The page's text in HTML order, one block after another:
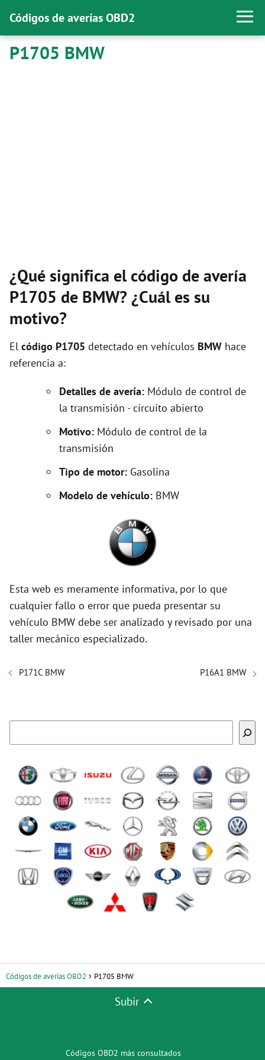
Códigos de averías OBD2
P1705 BMW
¿Qué significa el código de avería
P1705 de BMW? ¿Cuál es su
motivo?
El código P1705 detectado en vehículos BMW hace
referencia a:
Detalles de avería: Módulo de control de
la transmisión - circuito abierto
Motivo: Módulo de control de la
transmisión
Tipo de motor: Gasolina
Modelo de vehículo: BMW
Esta web es meramente informativa, por lo que
cualquier fallo o error que pueda presentar su
vehículo BMW debe ser analizado y revisado por una
taller mecánico especializado.
P171C BMW P16A1 BMW
Códigos de averías OBD2 P1705 BMW
Subir
Códigos OBD2 más consultados